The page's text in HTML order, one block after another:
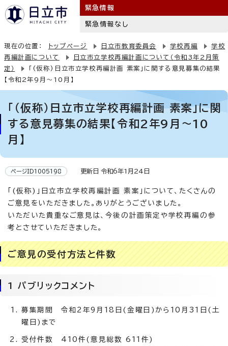
緊急情報
緊急情報なし
現在の位置： トップページ 日立市教育委員会 学校再編
学校
再編計画について
日立市立学校再編計画について（令和3年2月策
定）
「(仮称)日立市立学校再編計画 素案」に関する意見募集の結果
【令和2年9月～10月】
「(仮称)日立市立学校再編計画 素案」に関
する意見募集の結果【令和2年9月～10
月】
ページID1005198 更新日 令和6年1月24日
「(仮称)」日立市立学校再編計画 素案」について、たくさんの
ご意見をいただきました。ありがとうございました。
いただいた貴重なご意見は、今後の計画策定や学校再編の参
考とさせていただきました。
ご意見の受付方法と件数
1 パブリックコメント
募集期間 令和2年9月18日(金曜日)から10月31日(土
曜日)まで
受付件数 410件(意見総数 611件)